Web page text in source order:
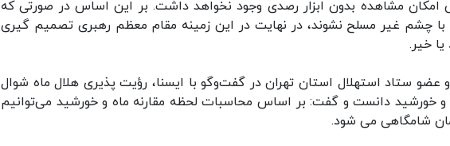
امکان مشاهده‌ بدون ابزار رصدی وجود نخواهد داشت. بر این اساس در صورتی که
چشم غیر مسلح نشوند، در نهایت در این زمینه مقام معظم رهبری تصمیم گیری
یا خیر.
عضو ستاد استهلال استان تهران در گفت‌وگو با ایسنا، رؤیت پذیری هلال ماه شوال
ماه و خورشید دانست و گفت: بر اساس محاسبات لحظه مقارنه ماه و خورشید می‌توانیم
شامگاهی می شود.